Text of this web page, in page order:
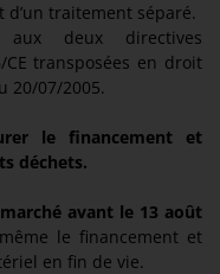
d’un traitement séparé.
deux directives
CE transposées en droit
20/07/2005.
le financement et
déchets.
avant le 13 août
le financement et
en fin de vie.